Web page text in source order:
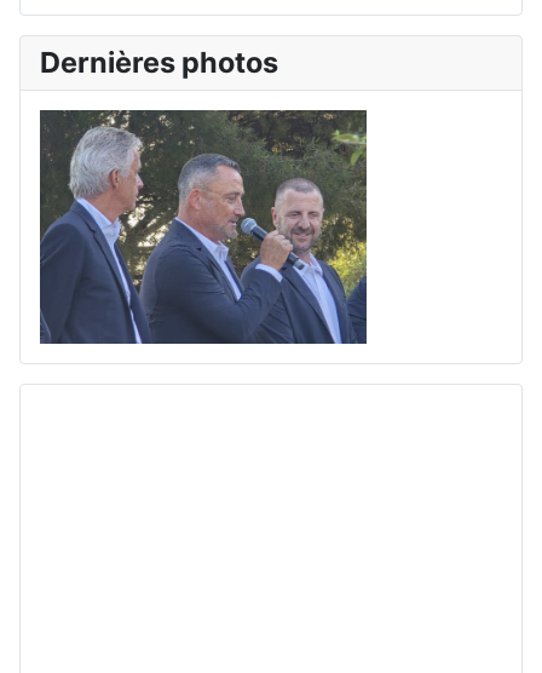
Dernières photos